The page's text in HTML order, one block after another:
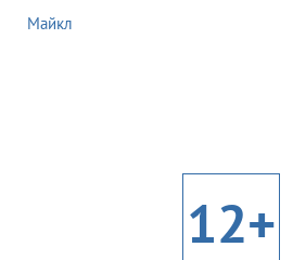
Майкл
12+